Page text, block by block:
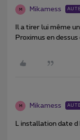
M Mikamess
Il a tirer lui même
Proximus en
M Mikamess
L installation date d